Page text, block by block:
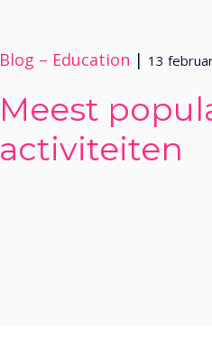
Blog – Education | 13
Meest
activiteiten